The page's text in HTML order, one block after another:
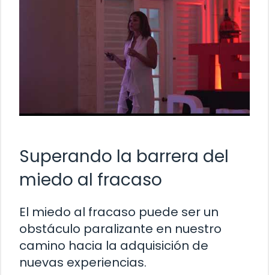
Superando la barrera del
miedo al fracaso
El miedo al fracaso puede ser un
obstáculo paralizante en nuestro
camino hacia la adquisición de
nuevas experiencias.